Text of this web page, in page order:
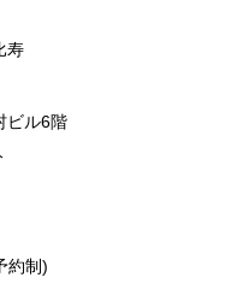
寿
ビル6階
約制)